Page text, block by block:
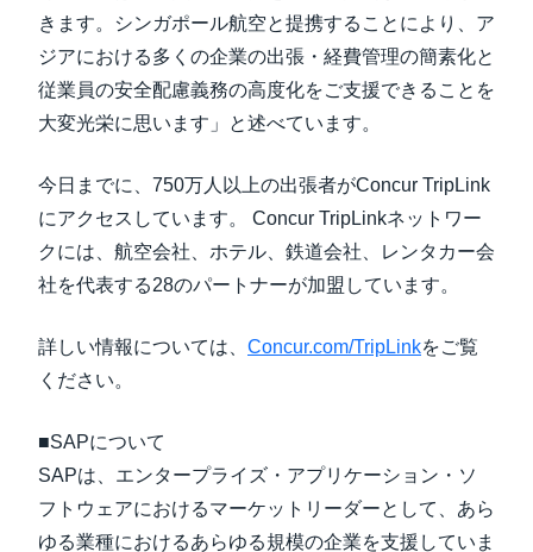
きます。シンガポール航空と提携することにより、ア
ジアにおける多くの企業の出張・経費管理の簡素化と
従業員の安全配慮義務の高度化をご支援できることを
大変光栄に思います」と述べています。
今日までに、750万人以上の出張者がConcur TripLink
にアクセスしています。 Concur TripLinkネットワー
クには、航空会社、ホテル、鉄道会社、レンタカー会
社を代表する28のパートナーが加盟しています。
詳しい情報については、 Concur.com/TripLinkをご覧
ください。
■SAPについて
SAPは、エンタープライズ・アプリケーション・ソ
フトウェアにおけるマーケットリーダーとして、あら
ゆる業種におけるあらゆる規模の企業を支援していま